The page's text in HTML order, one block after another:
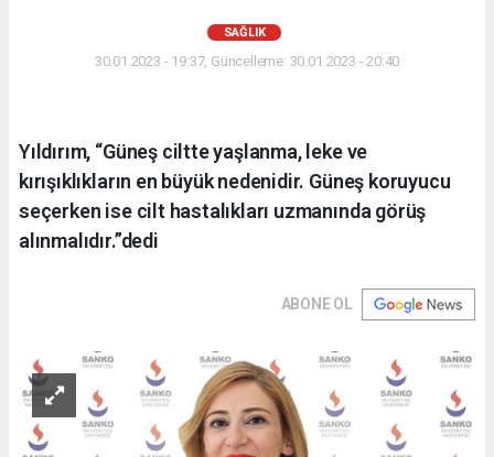
SAĞLIK
30.01.2023 - 19:37, Güncelleme: 30.01.2023 - 20:40
Yıldırım, “Güneş ciltte yaşlanma, leke ve
kırışıklıkların en büyük nedenidir. Güneş koruyucu
seçerken ise cilt hastalıkları uzmanında görüş
alınmalıdır.”dedi
ABONE OL